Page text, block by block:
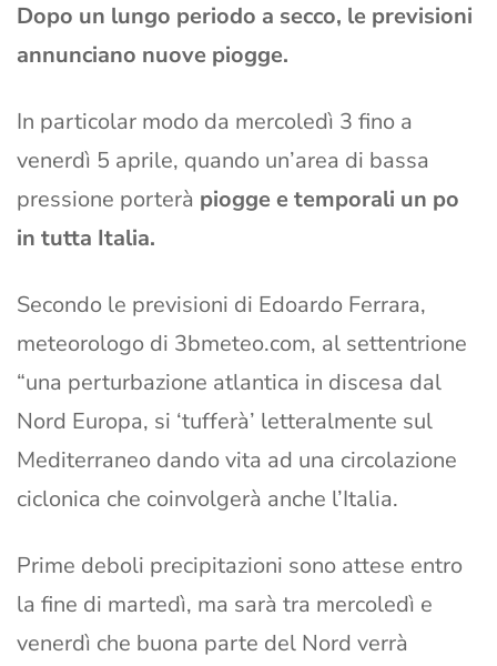
Dopo un lungo periodo a secco, le previsioni
annunciano nuove piogge.
In particolar modo da mercoledì 3 fino a
venerdì 5 aprile, quando un’area di bassa
pressione porterà piogge e temporali un po
in tutta Italia.
Secondo le previsioni di Edoardo Ferrara,
meteorologo di 3bmeteo.com, al settentrione
“una perturbazione atlantica in discesa dal
Nord Europa, si ‘tufferà’ letteralmente sul
Mediterraneo dando vita ad una circolazione
ciclonica che coinvolgerà anche l’Italia.
Prime deboli precipitazioni sono attese entro
la fine di martedì, ma sarà tra mercoledì e
venerdì che buona parte del Nord verrà